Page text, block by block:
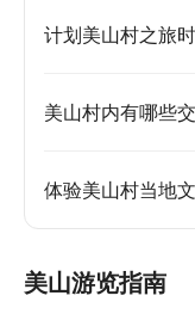
计划美山村之旅
美山村内有哪些
体验美山村当地
美山游览指南